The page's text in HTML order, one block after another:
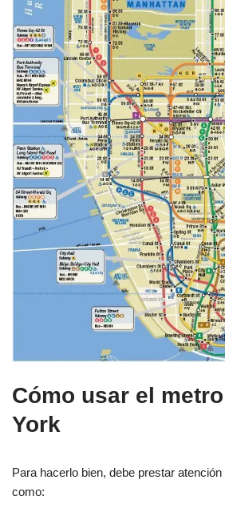
Cómo usar el
York
Para hacerlo bien, debe prestar
como: